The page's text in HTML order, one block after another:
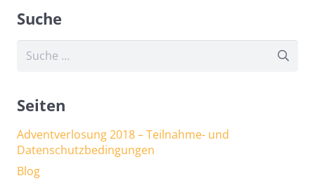
Suche
Suche
Seiten
Adventverlosung 2018 – Teilnahme- und
Datenschutzbedingungen
Blog